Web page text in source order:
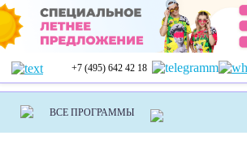
+7 (495) 642 42 18